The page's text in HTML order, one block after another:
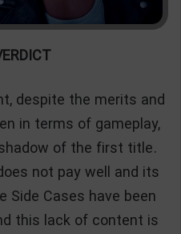
despite the merits and
in terms of gameplay,
of the first title.
not pay well and its
Side Cases have been
this lack of content is